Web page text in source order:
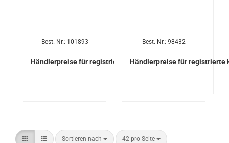
Best.-Nr.: 101893
Händlerpreise für registrierte Kunden
Best.-Nr.: 98432
Händlerpreise für registrierte
Sortieren nach 42 pro Seite